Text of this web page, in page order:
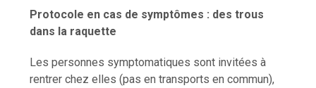
Protocole en cas de symptômes : des trous
dans la raquette
Les personnes symptomatiques sont invitées à
rentrer chez elles (pas en transports en commun),